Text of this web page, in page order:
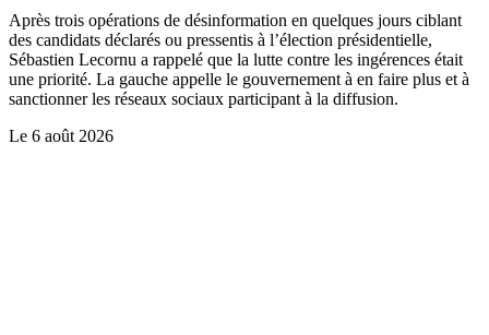
Après trois opérations de désinformation en quelques jours ciblant
des candidats déclarés ou pressentis à l’élection présidentielle,
Sébastien Lecornu a rappelé que la lutte contre les ingérences était
une priorité. La gauche appelle le gouvernement à en faire plus et à
sanctionner les réseaux sociaux participant à la diffusion.
Le 6 août 2026